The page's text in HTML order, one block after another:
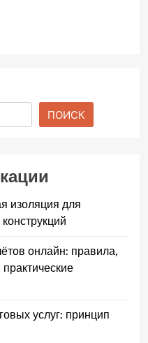
ПОИСК
изоляция для
онлайн: правила,
услуг: принцип